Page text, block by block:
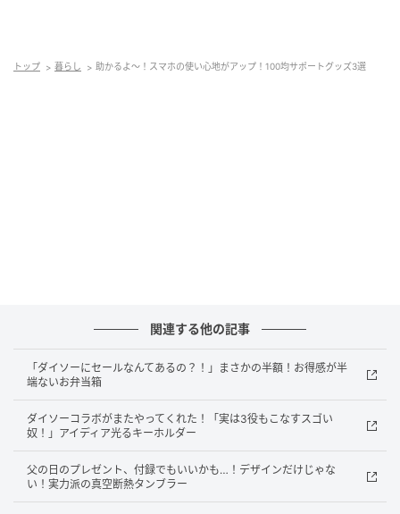
で、カードを1枚収納することができます。
磁力もしっかりしていて、スマホを逆さまにしても外
れることはありません。スマホのデザインを邪魔しな
いシンプルな美しさと実用性を、ぜひ体感してみてく
ださいね！
トップ 暮らし 助かるよ～！スマホの使い心地がアップ！100均サポートグッズ3選
関連する他の記事
「ダイソーにセールなんてあるの？！」まさかの半額！お得感が半
端ないお弁当箱
ダイソーコラボがまたやってくれた！「実は3役もこなすスゴい
奴！」アイディア光るキーホルダー
父の日のプレゼント、付録でもいいかも…！デザインだけじゃな
い！実力派の真空断熱タンブラー